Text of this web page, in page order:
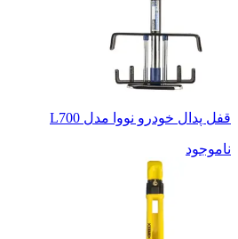
قفل پدال خودرو نووا مدل L700
ناموجود